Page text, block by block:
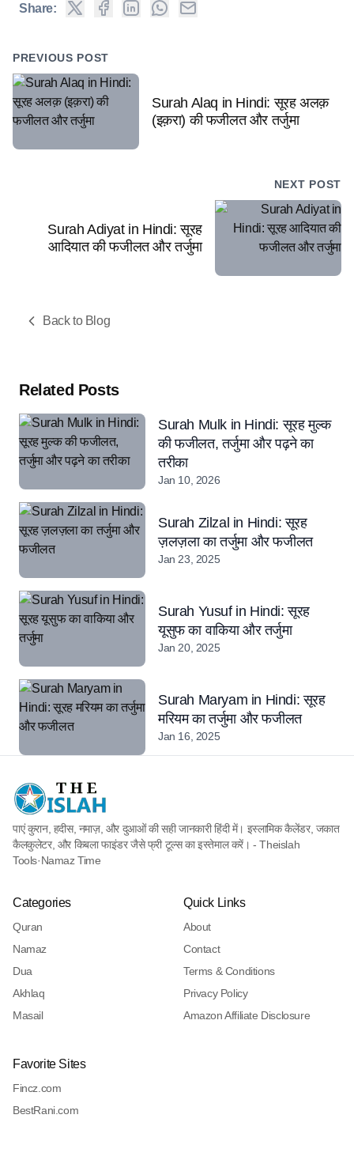
Share:
PREVIOUS POST
Surah Alaq in Hindi: सूरह अलक़
(इक़रा) की फजीलत और तर्जुमा
NEXT POST
Surah Adiyat in Hindi: सूरह
आदियात की फजीलत और तर्जुमा
Back to Blog
Related Posts
Surah Mulk in Hindi: सूरह मुल्क
की फजीलत, तर्जुमा और पढ़ने का
तरीका
Jan 10, 2026
Surah Zilzal in Hindi: सूरह
ज़लज़ला का तर्जुमा और फजीलत
Jan 23, 2025
Surah Yusuf in Hindi: सूरह
यूसुफ का वाकिया और तर्जुमा
Jan 20, 2025
Surah Maryam in Hindi: सूरह
मरियम का तर्जुमा और फजीलत
Jan 16, 2025
पाएं कुरान, हदीस, नमाज़, और दुआओं की सही जानकारी हिंदी में। इस्लामिक कैलेंडर, जकात
कैलकुलेटर, और किबला फाइंडर जैसे फ्री टूल्स का इस्तेमाल करें। - Theislah
Tools·Namaz Time
Categories
Quran
Namaz
Dua
Akhlaq
Masail
Quick Links
About
Contact
Terms & Conditions
Privacy Policy
Amazon Affiliate Disclosure
Favorite Sites
Fincz.com
BestRani.com